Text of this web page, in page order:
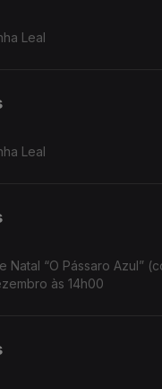
Leal
Leal
Natal “O Pássaro Azul”
às 14h00